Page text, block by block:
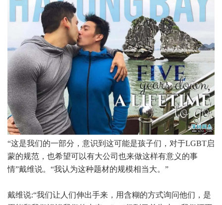
“这是我们的一部分，意识到这可能是孩子们，对于LGBT启
蒙的规范，也希望可以有大公司也来做这样有意义的事
情”戴维说。“我认为这种题材的规模相当大。”
戴维说:“我们让人们伸出手来，用含糊的方式询问他们，是